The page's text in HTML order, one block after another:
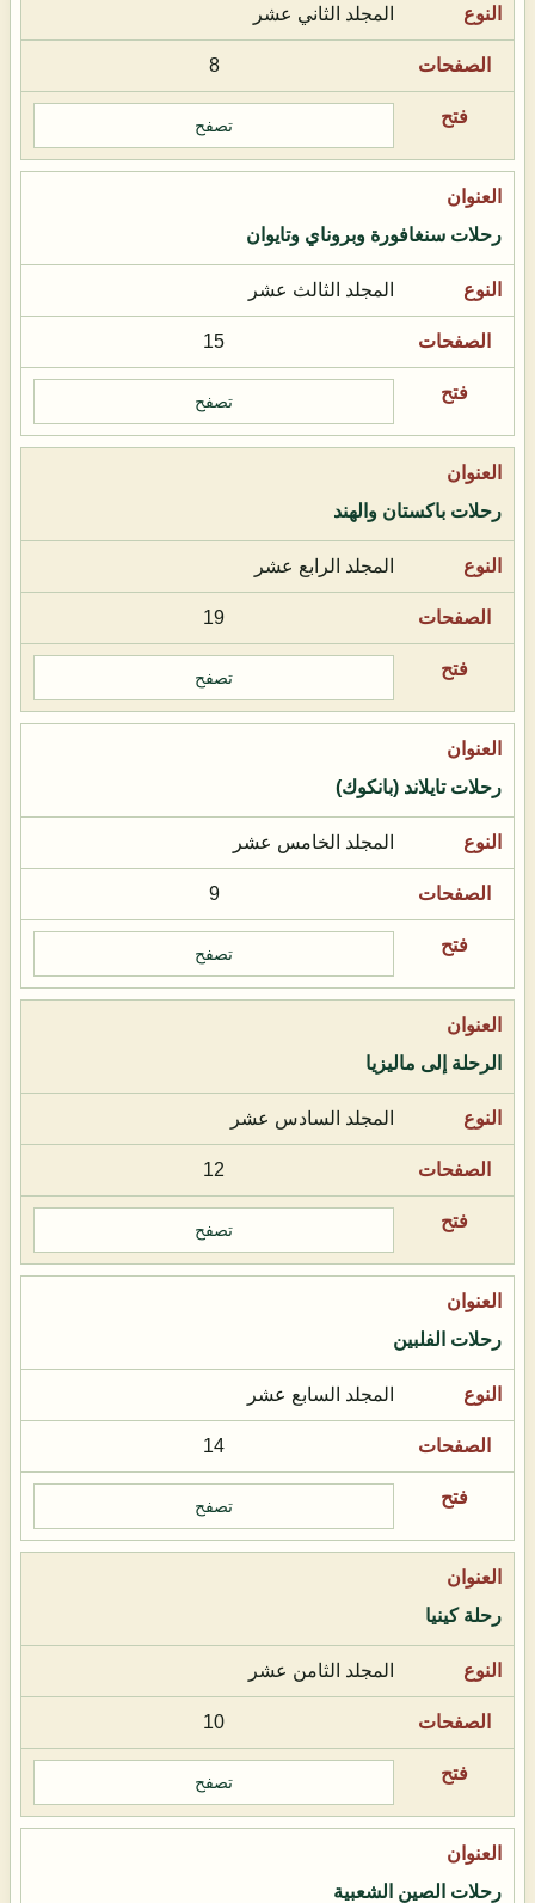
المجلد الثاني عشر
8
تصفح
رحلات سنغافورة وبروناي وتايوان
المجلد الثالث عشر
15
تصفح
رحلات باكستان والهند
المجلد الرابع عشر
19
تصفح
رحلات تايلاند (بانكوك)
المجلد الخامس عشر
9
تصفح
الرحلة إلى ماليزيا
المجلد السادس عشر
12
تصفح
رحلات الفلبين
المجلد السابع عشر
14
تصفح
رحلة كينيا
المجلد الثامن عشر
10
تصفح
رحلات الصين الشعبية